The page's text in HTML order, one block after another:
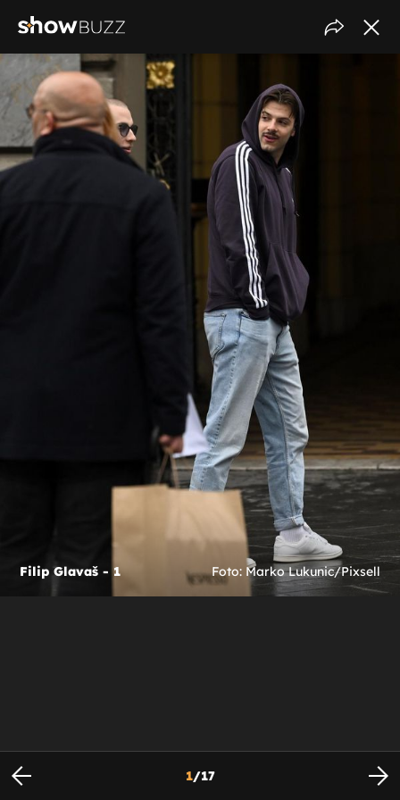
Filip Glavaš - 1 Foto: Marko Lukunic/Pixsell
1/17